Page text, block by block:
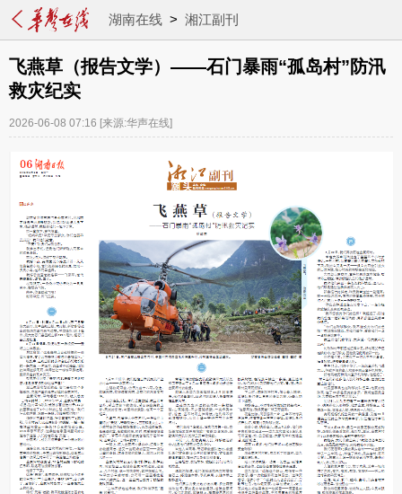
湖南在线> 湘江副刊
飞燕草（报告文学）——石门暴雨“孤岛村”防汛
救灾纪实
2026-06-08 07:16 [来源:华声在线]